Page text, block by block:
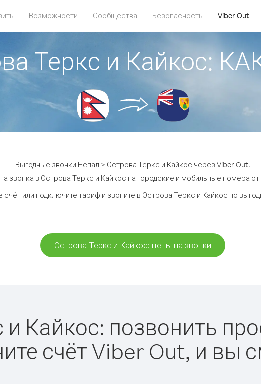
Возможности Сообщества Безопасность Viber Out
Теркс и Кайкос:
Выгодные звонки Непал > Острова Теркс и Кайкос через Viber Out.
звонка в Острова Теркс и Кайкос на городские и мобильные номера от
счёт или подключите тариф и звоните в Острова Теркс и Кайкос по
Острова Теркс и Кайкос: цены на звонки
и Кайкос: позвонить
счёт Viber Out, и вы